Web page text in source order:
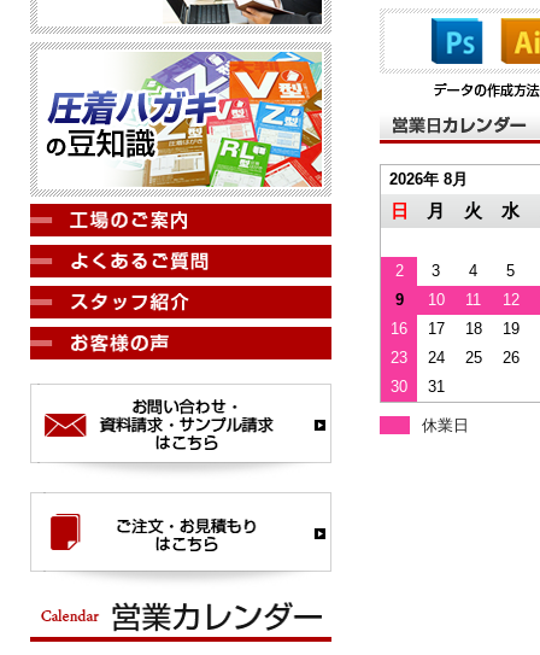
2026年 8月
日 月 火 水
2 3 4
5
9
10 11
12
16
17 18
19
23
24 25
26
30
31
休業日